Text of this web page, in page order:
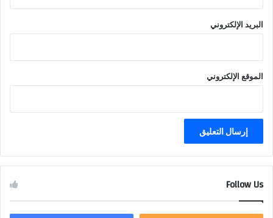
البريد الإلكتروني
الموقع الإلكتروني
Follow Us